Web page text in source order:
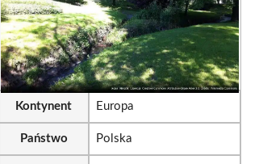
Kontynent Europa
Państwo Polska